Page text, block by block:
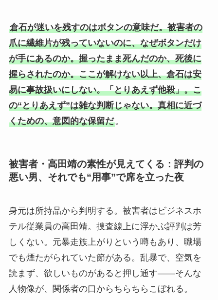
倉石が迷いを残すのはボタンの意味だ。被害者の
爪に繊維片が残っていないのに、なぜボタンだけ
が手にあるのか。握ったまま死んだのか、死後に
握らされたのか。ここが解けない以上、倉石は安
易に事故扱いにしない。「とりあえず他殺」。こ
の“とりあえず”は雑な判断じゃない。真相に近づ
くための、意図的な保留だ。
被害者・高田靖の素性が見えてくる：評判の
悪い男、それでも“用事”で席を立った夜
身元は所持品から判明する。被害者はビジネスホ
テル従業員の高田靖。捜査線上に浮かぶ評判は芳
しくない。元暴走族上がりという噂もあり、職場
でも煙たがられていた節がある。乱暴で、空気を
読まず、欲しいものがあると押し通す――そんな
人物像が、関係者の口からちらちらこぼれる。